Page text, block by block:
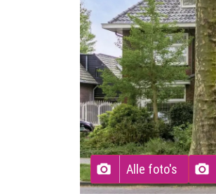
Alle foto's